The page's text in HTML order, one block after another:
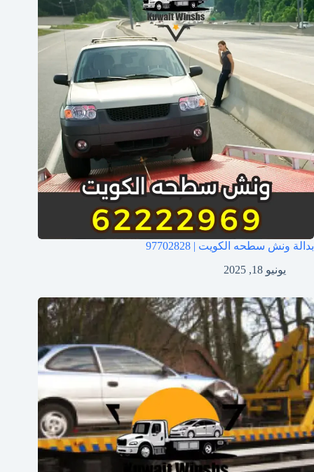
بدالة ونش سطحه الكويت | 97702828
يونيو 18, 2025